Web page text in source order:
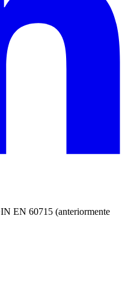
EN 60715 (anteriormente